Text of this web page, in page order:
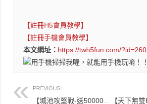
【註冊H5會員教學】
【註冊手機會員教學】
本文網址： https://twh5fun.com/?id=260
用手機掃掃我喔，就能用手機玩唷！！
PREVIOUS: